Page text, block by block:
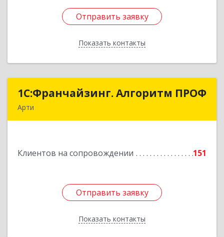
Отправить заявку
Показать контакты
Отправить заявку
Назад
1С:Франчайзинг. Алгоритм ПРОФ
Арти
Клиентов на сопровождении 151
Отправить заявку
Показать контакты
1С:Франчайзинг. Алгоритм ПРОФ
Подробнее
Отправить заявку
Назад